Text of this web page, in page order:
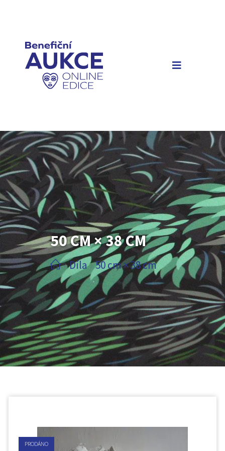
50 CM × 38 CM
/ Díla / 50 cm × 38 cm
PRODÁNO